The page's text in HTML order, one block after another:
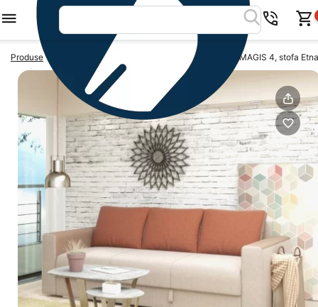
Produse Canapele extensibile Canapea extensibila MAGIS 4, stofa